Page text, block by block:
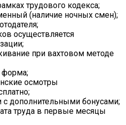
трудового кодекса;
(наличие ночных смен);
осуществляется
при вахтовом методе
форма;
осмотры
с дополнительными бонусами;
труда в первые месяцы